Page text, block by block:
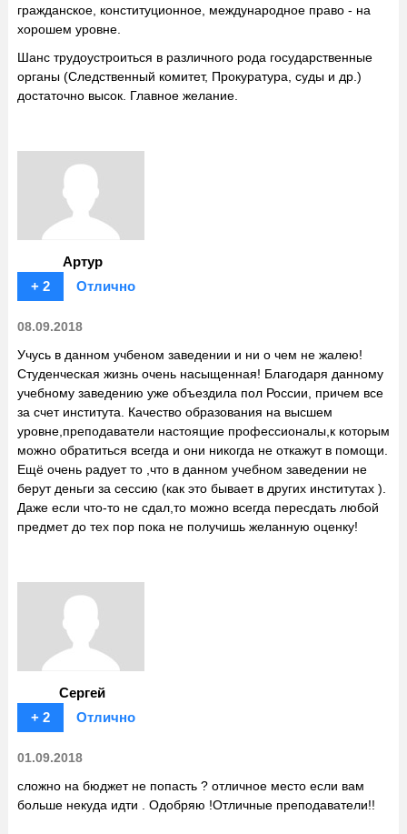
гражданское, конституционное, международное право - на
хорошем уровне.
Шанс трудоустроиться в различного рода государственные
органы (Следственный комитет, Прокуратура, суды и др.)
достаточно высок. Главное желание.
Артур
+ 2
Отлично
08.09.2018
Учусь в данном учбеном заведении и ни о чем не жалею!
Студенческая жизнь очень насыщенная! Благодаря данному
учебному заведению уже объездила пол России, причем все
за счет института. Качество образования на высшем
уровне,преподаватели настоящие профессионалы,к которым
можно обратиться всегда и они никогда не откажут в помощи.
Ещё очень радует то ,что в данном учебном заведении не
берут деньги за сессию (как это бывает в других институтах ).
Даже если что-то не сдал,то можно всегда пересдать любой
предмет до тех пор пока не получишь желанную оценку!
Сергей
+ 2
Отлично
01.09.2018
сложно на бюджет не попасть ? отличное место если вам
больше некуда идти . Одобряю !Отличные преподаватели!!